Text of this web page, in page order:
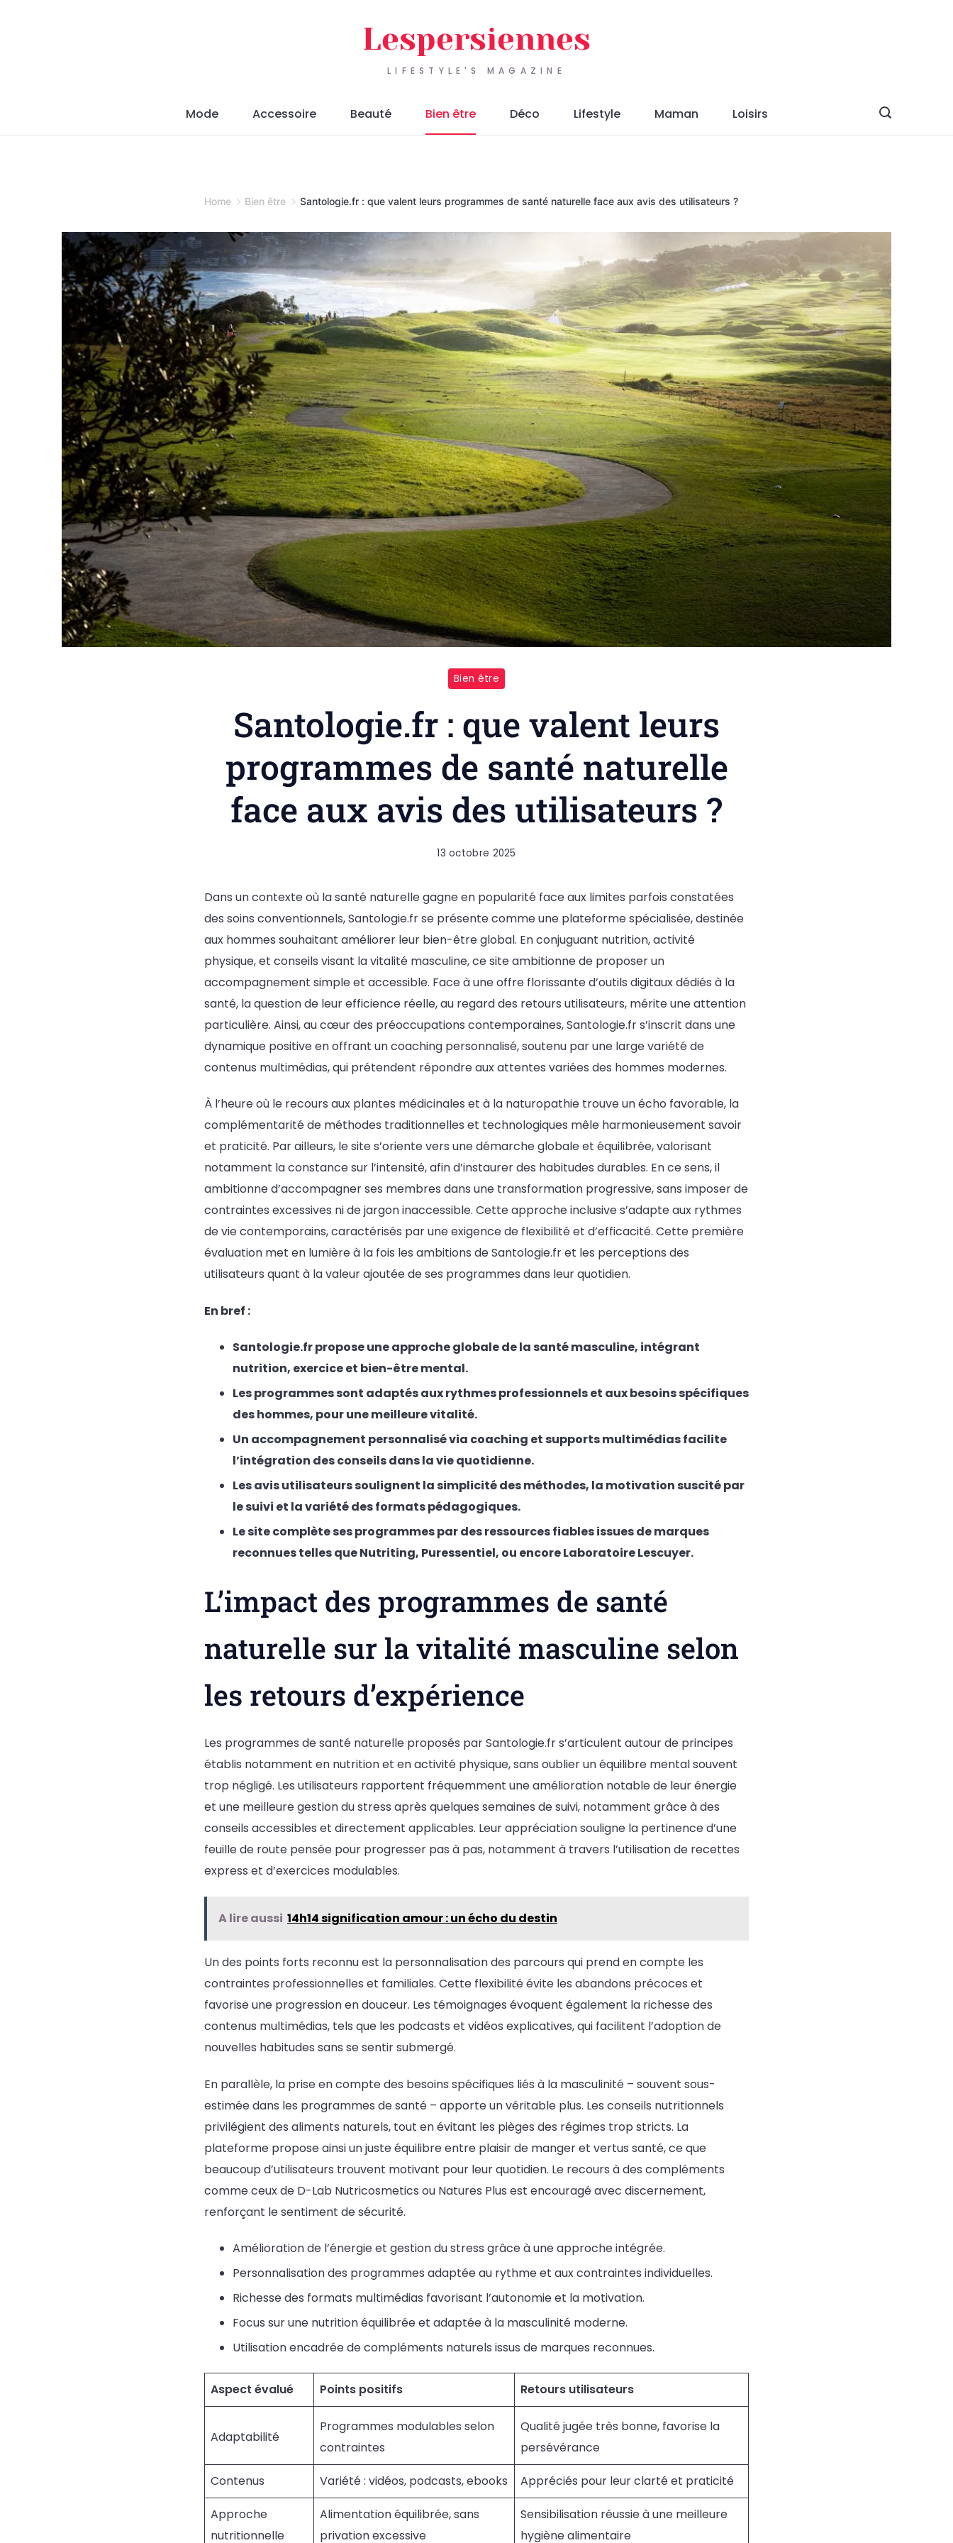
LIFESTYLE'S MAGAZINE
Lespersiennes
Mode Accessoire Beauté Bien être Déco Lifestyle Maman Loisirs
Home Bien être Santologie.fr : que valent leurs programmes de santé naturelle face aux avis des utilisateurs ?
Bien être
Santologie.fr : que valent leurs
programmes de santé naturelle
face aux avis des utilisateurs ?
13 octobre 2025
Dans un contexte où la santé naturelle gagne en popularité face aux limites parfois constatées
des soins conventionnels, Santologie.fr se présente comme une plateforme spécialisée, destinée
aux hommes souhaitant améliorer leur bien-être global. En conjuguant nutrition, activité
physique, et conseils visant la vitalité masculine, ce site ambitionne de proposer un
accompagnement simple et accessible. Face à une offre florissante d’outils digitaux dédiés à la
santé, la question de leur efficience réelle, au regard des retours utilisateurs, mérite une attention
particulière. Ainsi, au cœur des préoccupations contemporaines, Santologie.fr s’inscrit dans une
dynamique positive en offrant un coaching personnalisé, soutenu par une large variété de
contenus multimédias, qui prétendent répondre aux attentes variées des hommes modernes.
À l’heure où le recours aux plantes médicinales et à la naturopathie trouve un écho favorable, la
complémentarité de méthodes traditionnelles et technologiques mêle harmonieusement savoir
et praticité. Par ailleurs, le site s’oriente vers une démarche globale et équilibrée, valorisant
notamment la constance sur l’intensité, afin d’instaurer des habitudes durables. En ce sens, il
ambitionne d’accompagner ses membres dans une transformation progressive, sans imposer de
contraintes excessives ni de jargon inaccessible. Cette approche inclusive s’adapte aux rythmes
de vie contemporains, caractérisés par une exigence de flexibilité et d’efficacité. Cette première
évaluation met en lumière à la fois les ambitions de Santologie.fr et les perceptions des
utilisateurs quant à la valeur ajoutée de ses programmes dans leur quotidien.
En bref :
Santologie.fr propose une approche globale de la santé masculine, intégrant
nutrition, exercice et bien-être mental.
Les programmes sont adaptés aux rythmes professionnels et aux besoins spécifiques
des hommes, pour une meilleure vitalité.
Un accompagnement personnalisé via coaching et supports multimédias facilite
l’intégration des conseils dans la vie quotidienne.
Les avis utilisateurs soulignent la simplicité des méthodes, la motivation suscité par
le suivi et la variété des formats pédagogiques.
Le site complète ses programmes par des ressources fiables issues de marques
reconnues telles que Nutriting, Puressentiel, ou encore Laboratoire Lescuyer.
L’impact des programmes de santé
naturelle sur la vitalité masculine selon
les retours d’expérience
Les programmes de santé naturelle proposés par Santologie.fr s’articulent autour de principes
établis notamment en nutrition et en activité physique, sans oublier un équilibre mental souvent
trop négligé. Les utilisateurs rapportent fréquemment une amélioration notable de leur énergie
et une meilleure gestion du stress après quelques semaines de suivi, notamment grâce à des
conseils accessibles et directement applicables. Leur appréciation souligne la pertinence d’une
feuille de route pensée pour progresser pas à pas, notamment à travers l’utilisation de recettes
express et d’exercices modulables.
A lire aussi 14h14 signification amour : un écho du destin
Un des points forts reconnu est la personnalisation des parcours qui prend en compte les
contraintes professionnelles et familiales. Cette flexibilité évite les abandons précoces et
favorise une progression en douceur. Les témoignages évoquent également la richesse des
contenus multimédias, tels que les podcasts et vidéos explicatives, qui facilitent l’adoption de
nouvelles habitudes sans se sentir submergé.
En parallèle, la prise en compte des besoins spécifiques liés à la masculinité – souvent sous-
estimée dans les programmes de santé – apporte un véritable plus. Les conseils nutritionnels
privilégient des aliments naturels, tout en évitant les pièges des régimes trop stricts. La
plateforme propose ainsi un juste équilibre entre plaisir de manger et vertus santé, ce que
beaucoup d’utilisateurs trouvent motivant pour leur quotidien. Le recours à des compléments
comme ceux de D-Lab Nutricosmetics ou Natures Plus est encouragé avec discernement,
renforçant le sentiment de sécurité.
Amélioration de l’énergie et gestion du stress grâce à une approche intégrée.
Personnalisation des programmes adaptée au rythme et aux contraintes individuelles.
Richesse des formats multimédias favorisant l’autonomie et la motivation.
Focus sur une nutrition équilibrée et adaptée à la masculinité moderne.
Utilisation encadrée de compléments naturels issus de marques reconnues.
Aspect évalué Points positifs Retours utilisateurs
Adaptabilité
Programmes modulables selon
contraintes
Qualité jugée très bonne, favorise la
persévérance
Contenus Variété : vidéos, podcasts, ebooks Appréciés pour leur clarté et praticité
Approche
nutritionnelle
Alimentation équilibrée, sans
privation excessive
Sensibilisation réussie à une meilleure
hygiène alimentaire